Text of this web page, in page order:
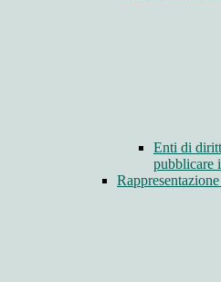
Enti di
pubblicare